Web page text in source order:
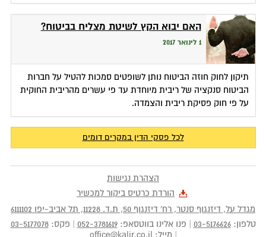
האם יבוא הקץ לשיטת מצליח בביטוח?
1 לינואר 2017
תיקון לחוק חוזה הביטוח נותן לשופטים סמכות להטיל על חברות
הביטוח סנקציה של ריבית מיוחדת עד פי עשרים מהריבית החוקית
על פי חוק פסיקת ריבית והצמדה.
לכל פסקי הדין במקרים דומים
הצהרת נגישות
הורדת כרטיס ביקור למכשיר
מגדל על, דיזנגוף סנטר, רח' דיזנגוף 50
, ת.ד. 11228
, תל אביב-יפו 6111102
טלפון:03-5176626 פנו אלינו בווטסאפ:052-3781619 פקס:03-5177078